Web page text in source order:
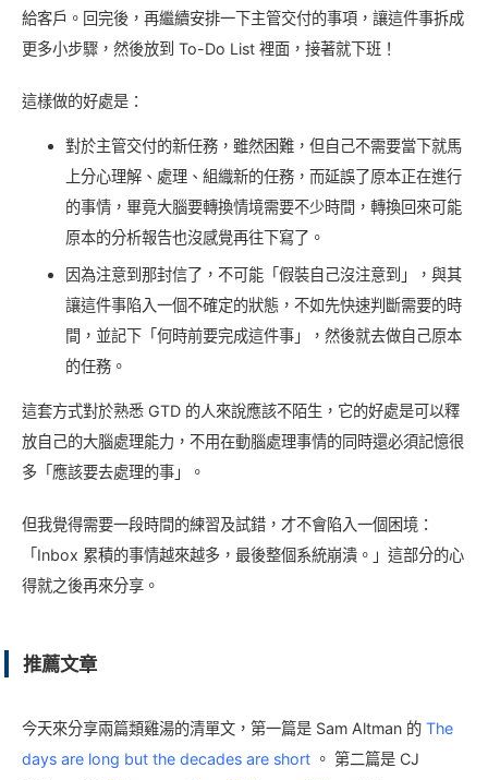
給客戶。回完後，再繼續安排一下主管交付的事項，讓這件事拆成
更多小步驟，然後放到 To-Do List 裡面，接著就下班！
這樣做的好處是：
對於主管交付的新任務，雖然困難，但自己不需要當下就馬
上分心理解、處理、組織新的任務，而延誤了原本正在進行
的事情，畢竟大腦要轉換情境需要不少時間，轉換回來可能
原本的分析報告也沒感覺再往下寫了。
因為注意到那封信了，不可能「假裝自己沒注意到」，與其
讓這件事陷入一個不確定的狀態，不如先快速判斷需要的時
間，並記下「何時前要完成這件事」，然後就去做自己原本
的任務。
這套方式對於熟悉 GTD 的人來說應該不陌生，它的好處是可以釋
放自己的大腦處理能力，不用在動腦處理事情的同時還必須記憶很
多「應該要去處理的事」。
但我覺得需要一段時間的練習及試錯，才不會陷入一個困境：
「Inbox 累積的事情越來越多，最後整個系統崩潰。」這部分的心
得就之後再來分享。
推薦文章
今天來分享兩篇類雞湯的清單文，第一篇是 Sam Altman 的 The
days are long but the decades are short。 第二篇是 CJ